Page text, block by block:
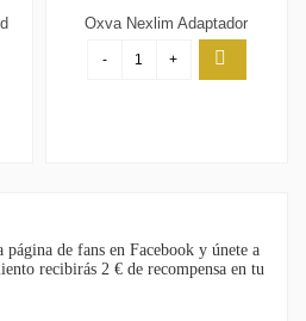
Oxva Nexlim Adaptador
- +
de fans en Facebook y únete a
recibirás 2 € de recompensa en tu